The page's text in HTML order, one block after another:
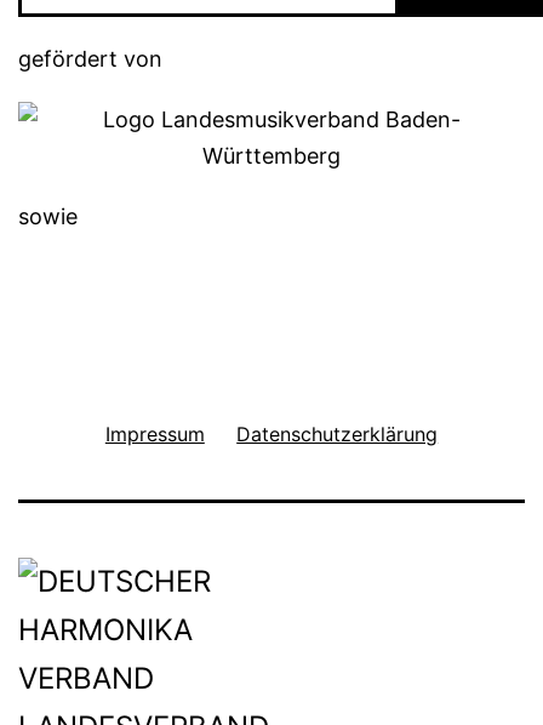
gefördert von
sowie
Impressum Datenschutzerklärung